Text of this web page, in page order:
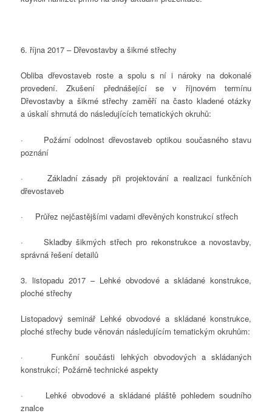
6. října 2017 – Dřevostavby a šikmé střechy
Obliba dřevostaveb roste a spolu s ní i nároky na dokonalé
provedení. Zkušení přednášející se v říjnovém termínu
Dřevostavby a šikmé střechy zaměří na často kladené otázky
a úskalí shrnutá do následujících tematických okruhů:
·
Požární odolnost dřevostaveb optikou současného stavu
poznání
·
Základní zásady při projektování a realizaci funkčních
dřevostaveb
· Průřez nejčastějšími vadami dřevěných konstrukcí střech
·
Skladby šikmých střech pro rekonstrukce a novostavby,
správná řešení detailů
3. listopadu 2017 – Lehké obvodové a skládané konstrukce,
ploché střechy
Listopadový seminář Lehké obvodové a skládané konstrukce,
ploché střechy bude věnován následujícím tematickým okruhům:
· Funkční součásti lehkých obvodových a skládaných
konstrukcí; Požárně technické aspekty
· Lehké obvodové a skládané pláště pohledem soudního
znalce